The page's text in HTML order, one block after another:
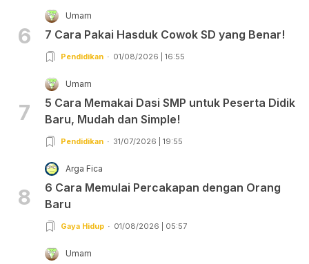
6
Umam
7 Cara Pakai Hasduk Cowok SD yang Benar!
Pendidikan 01/08/2026 | 16:55
7
Umam
5 Cara Memakai Dasi SMP untuk Peserta Didik
Baru, Mudah dan Simple!
Pendidikan 31/07/2026 | 19:55
8
Arga Fica
6 Cara Memulai Percakapan dengan Orang
Baru
Gaya Hidup 01/08/2026 | 05:57
Umam